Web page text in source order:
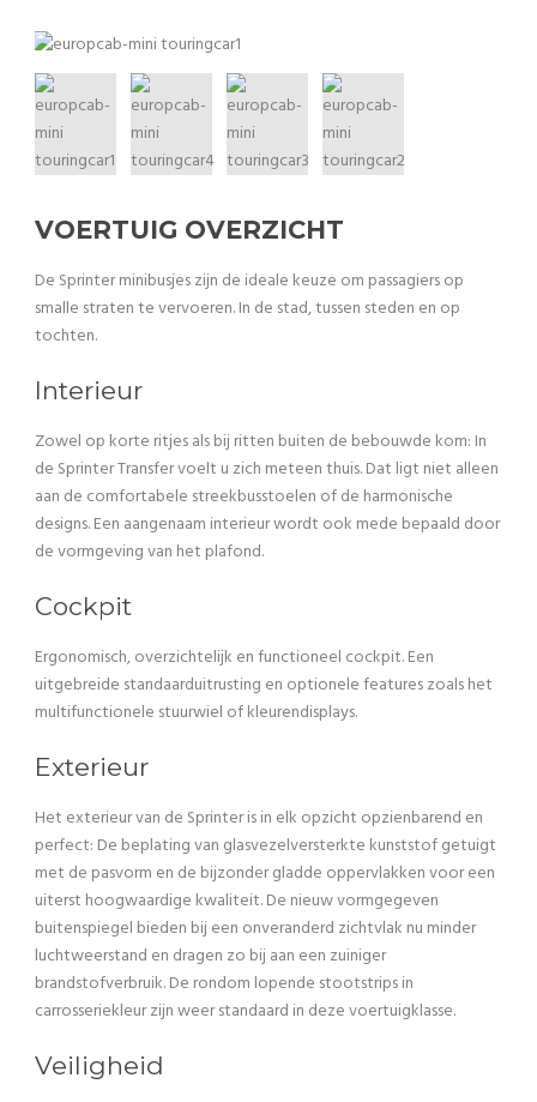
VOERTUIG OVERZICHT
De Sprinter minibusjes zijn de ideale keuze om passagiers op
smalle straten te vervoeren. In de stad, tussen steden en op
tochten.
Interieur
Zowel op korte ritjes als bij ritten buiten de bebouwde kom: In
de Sprinter Transfer voelt u zich meteen thuis. Dat ligt niet alleen
aan de comfortabele streekbusstoelen of de harmonische
designs. Een aangenaam interieur wordt ook mede bepaald door
de vormgeving van het plafond.
Cockpit
Ergonomisch, overzichtelijk en functioneel cockpit. Een
uitgebreide standaarduitrusting en optionele features zoals het
multifunctionele stuurwiel of kleurendisplays.
Exterieur
Het exterieur van de Sprinter is in elk opzicht opzienbarend en
perfect: De beplating van glasvezelversterkte kunststof getuigt
met de pasvorm en de bijzonder gladde oppervlakken voor een
uiterst hoogwaardige kwaliteit. De nieuw vormgegeven
buitenspiegel bieden bij een onveranderd zichtvlak nu minder
luchtweerstand en dragen zo bij aan een zuiniger
brandstofverbruik. De rondom lopende stootstrips in
carrosseriekleur zijn weer standaard in deze voertuigklasse.
Veiligheid